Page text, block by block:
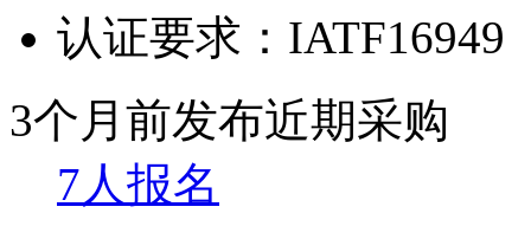
认证要求： IATF16949
3个月前发布近期采购
7人报名